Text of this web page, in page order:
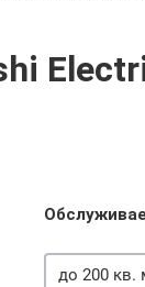
до 200 кв.